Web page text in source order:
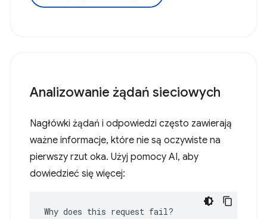
Analizowanie żądań sieciowych
Nagłówki żądań i odpowiedzi często zawierają
ważne informacje, które nie są oczywiste na
pierwszy rzut oka. Użyj pomocy AI, aby
dowiedzieć się więcej:
Why does this request fail?